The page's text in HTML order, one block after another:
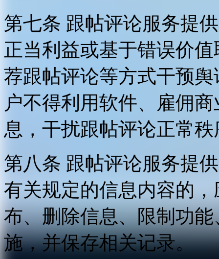
第七条 跟帖评论服务提
正当利益或基于错误价
荐跟帖评论等方式干预
户不得利用软件、雇佣
息，干扰跟帖评论正常
第八条 跟帖评论服务提
有关规定的信息内容的
布、删除信息、限制功
施，并保存相关记录。